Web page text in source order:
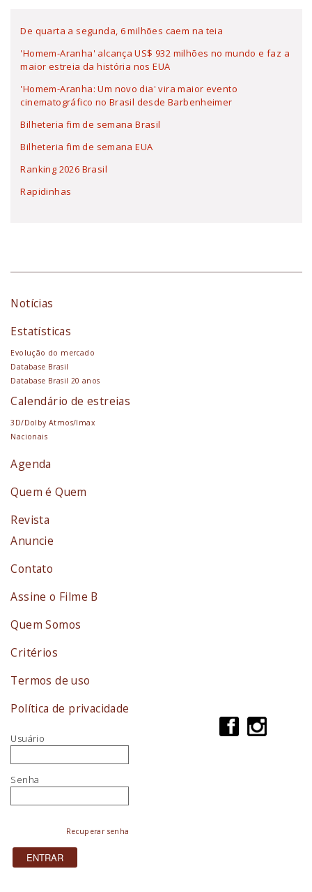
De quarta a segunda, 6 milhões caem na teia
'Homem-Aranha' alcança US$ 932 milhões no mundo e faz a
maior estreia da história nos EUA
'Homem-Aranha: Um novo dia' vira maior evento
cinematográfico no Brasil desde Barbenheimer
Bilheteria fim de semana Brasil
Bilheteria fim de semana EUA
Ranking 2026 Brasil
Rapidinhas
Notícias
Estatísticas
Evolução do mercado
Database Brasil
Database Brasil 20 anos
Calendário de estreias
3D/Dolby Atmos/Imax
Nacionais
Agenda
Quem é Quem
Revista
Anuncie
Contato
Assine o Filme B
Quem Somos
Critérios
Termos de uso
Política de privacidade
Usuário
Senha
Recuperar senha